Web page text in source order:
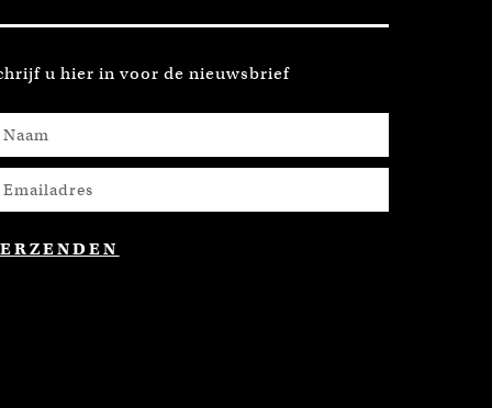
u hier in voor de nieuwsbrief